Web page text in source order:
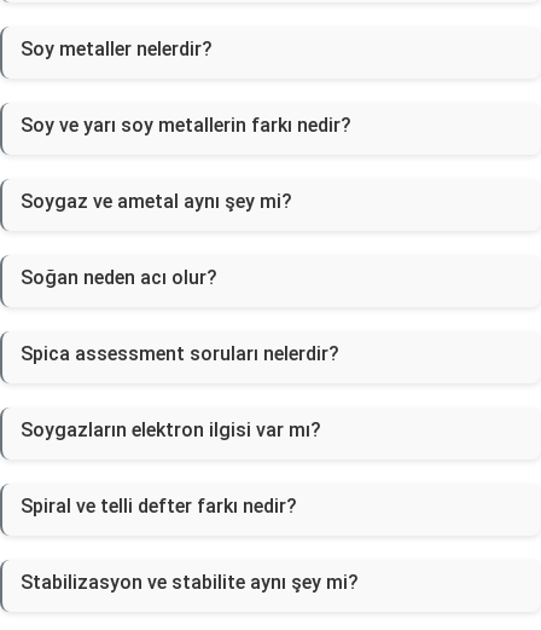
Soy metaller nelerdir?
Soy ve yarı soy metallerin farkı nedir?
Soygaz ve ametal aynı şey mi?
Soğan neden acı olur?
Spica assessment soruları nelerdir?
Soygazların elektron ilgisi var mı?
Spiral ve telli defter farkı nedir?
Stabilizasyon ve stabilite aynı şey mi?